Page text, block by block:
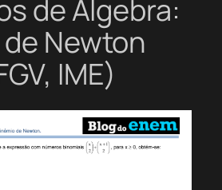
de Álgebra:
Newton
IME)